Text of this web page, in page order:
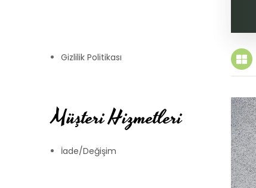
Gizlilik Politikası
Müşteri Hizmetleri
İade/Değişim